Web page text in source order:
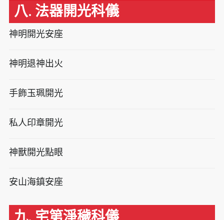
八. 法器開光科儀
神明開光安座
神明退神出火
手飾玉珮開光
私人印章開光
神獸開光點眼
安山海鎮安座